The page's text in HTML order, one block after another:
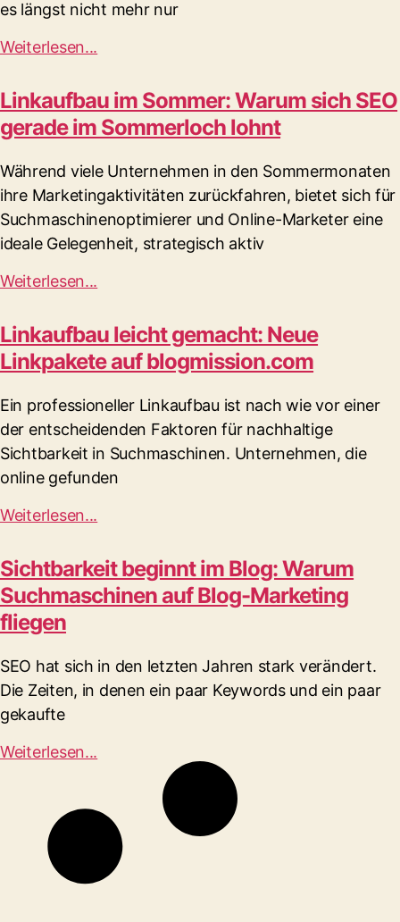
es längst nicht mehr nur
Weiterlesen...
Linkaufbau im Sommer: Warum sich SEO
gerade im Sommerloch lohnt
Während viele Unternehmen in den Sommermonaten
ihre Marketingaktivitäten zurückfahren, bietet sich für
Suchmaschinenoptimierer und Online-Marketer eine
ideale Gelegenheit, strategisch aktiv
Weiterlesen...
Linkaufbau leicht gemacht: Neue
Linkpakete auf blogmission.com
Ein professioneller Linkaufbau ist nach wie vor einer
der entscheidenden Faktoren für nachhaltige
Sichtbarkeit in Suchmaschinen. Unternehmen, die
online gefunden
Weiterlesen...
Sichtbarkeit beginnt im Blog: Warum
Suchmaschinen auf Blog-Marketing
fliegen
SEO hat sich in den letzten Jahren stark verändert.
Die Zeiten, in denen ein paar Keywords und ein paar
gekaufte
Weiterlesen...